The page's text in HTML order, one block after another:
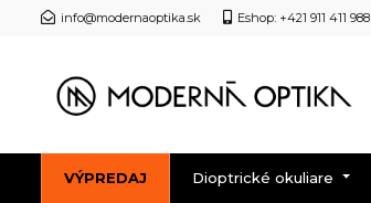
info@modernaoptika.sk Eshop: +421 911 411 988
VÝPREDAJ Dioptrické okuliare